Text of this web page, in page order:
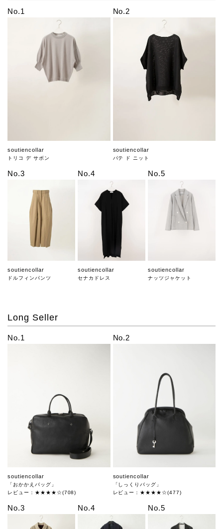
No.1
soutiencollar
トリコ デ サボン
No.2
soutiencollar
パテ ド ニット
No.3
soutiencollar
ドルフィンパンツ
No.4
soutiencollar
セナカドレス
No.5
soutiencollar
ナッツジャケット
Long Seller
No.1
soutiencollar
「おかかえバッグ」
レビュー：★★★★☆(708)
No.2
soutiencollar
「しっくりバッグ」
レビュー：★★★★☆(477)
No.3 No.4 No.5